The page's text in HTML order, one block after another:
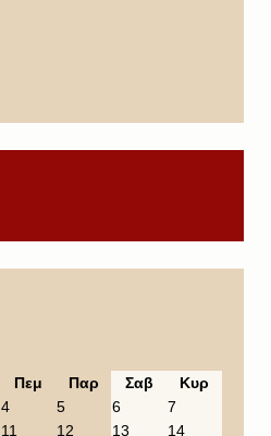
Πεμ Παρ Σαβ
Κυρ
4 5 6
7
11 12 13 14